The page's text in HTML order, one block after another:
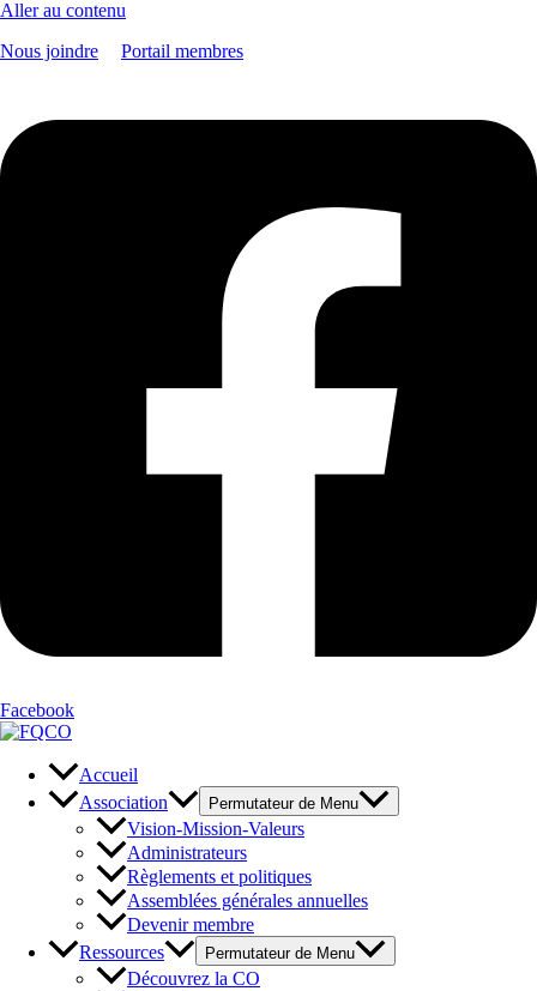
Aller au contenu
Nous joindre
Portail membres
Facebook
Accueil
Association
Permutateur de Menu
Vision-Mission-Valeurs
Administrateurs
Règlements et politiques
Assemblées générales annuelles
Devenir membre
Ressources
Permutateur de Menu
Découvrez la CO